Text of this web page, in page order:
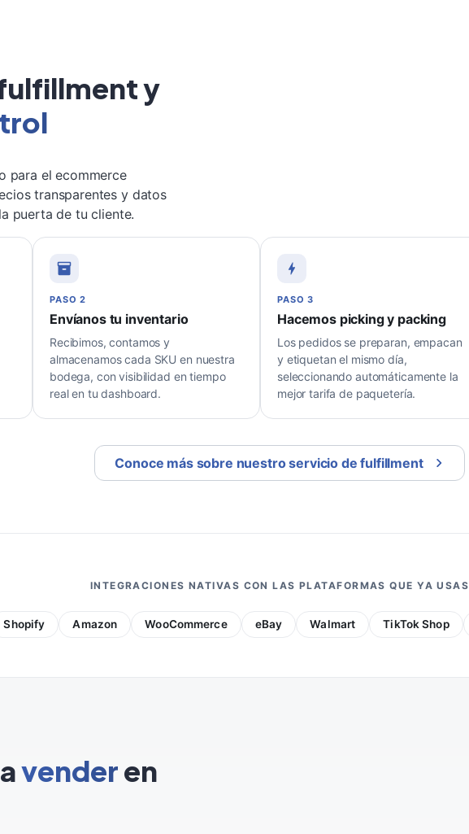
y
para el ecommerce
transparentes y datos
puerta de tu cliente.
PASO 2
Envíanos tu inventario
Recibimos, contamos y
almacenamos cada SKU en nuestra
bodega, con visibilidad en tiempo
real en tu dashboard.
PASO 3
Hacemos picking y packing
Los pedidos se preparan, empacan
y etiquetan el mismo día,
seleccionando automáticamente la
mejor tarifa de paquetería.
Conoce más sobre nuestro servicio de fulfillment
INTEGRACIONES NATIVAS CON LAS PLATAFORMAS QUE YA USAS
Shopify Amazon WooCommerce eBay Walmart TikTok Shop
venderen